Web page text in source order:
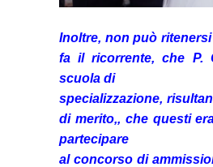
Inoltre, non può
fa il ricorrente, che P.
scuola di
specializzazione,
di merito,, che questi
partecipare
al concorso di